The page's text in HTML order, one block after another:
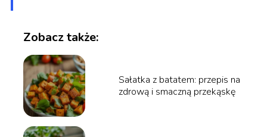
Zobacz także:
Sałatka z batatem: przepis na
zdrową i smaczną przekąskę